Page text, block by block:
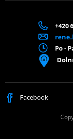
+420
Po -
Facebook